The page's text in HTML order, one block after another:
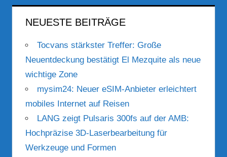
NEUESTE BEITRÄGE
Tocvans stärkster Treffer: Große
Neuentdeckung bestätigt El Mezquite als neue
wichtige Zone
mysim24: Neuer eSIM-Anbieter erleichtert
mobiles Internet auf Reisen
LANG zeigt Pulsaris 300fs auf der AMB:
Hochpräzise 3D-Laserbearbeitung für
Werkzeuge und Formen